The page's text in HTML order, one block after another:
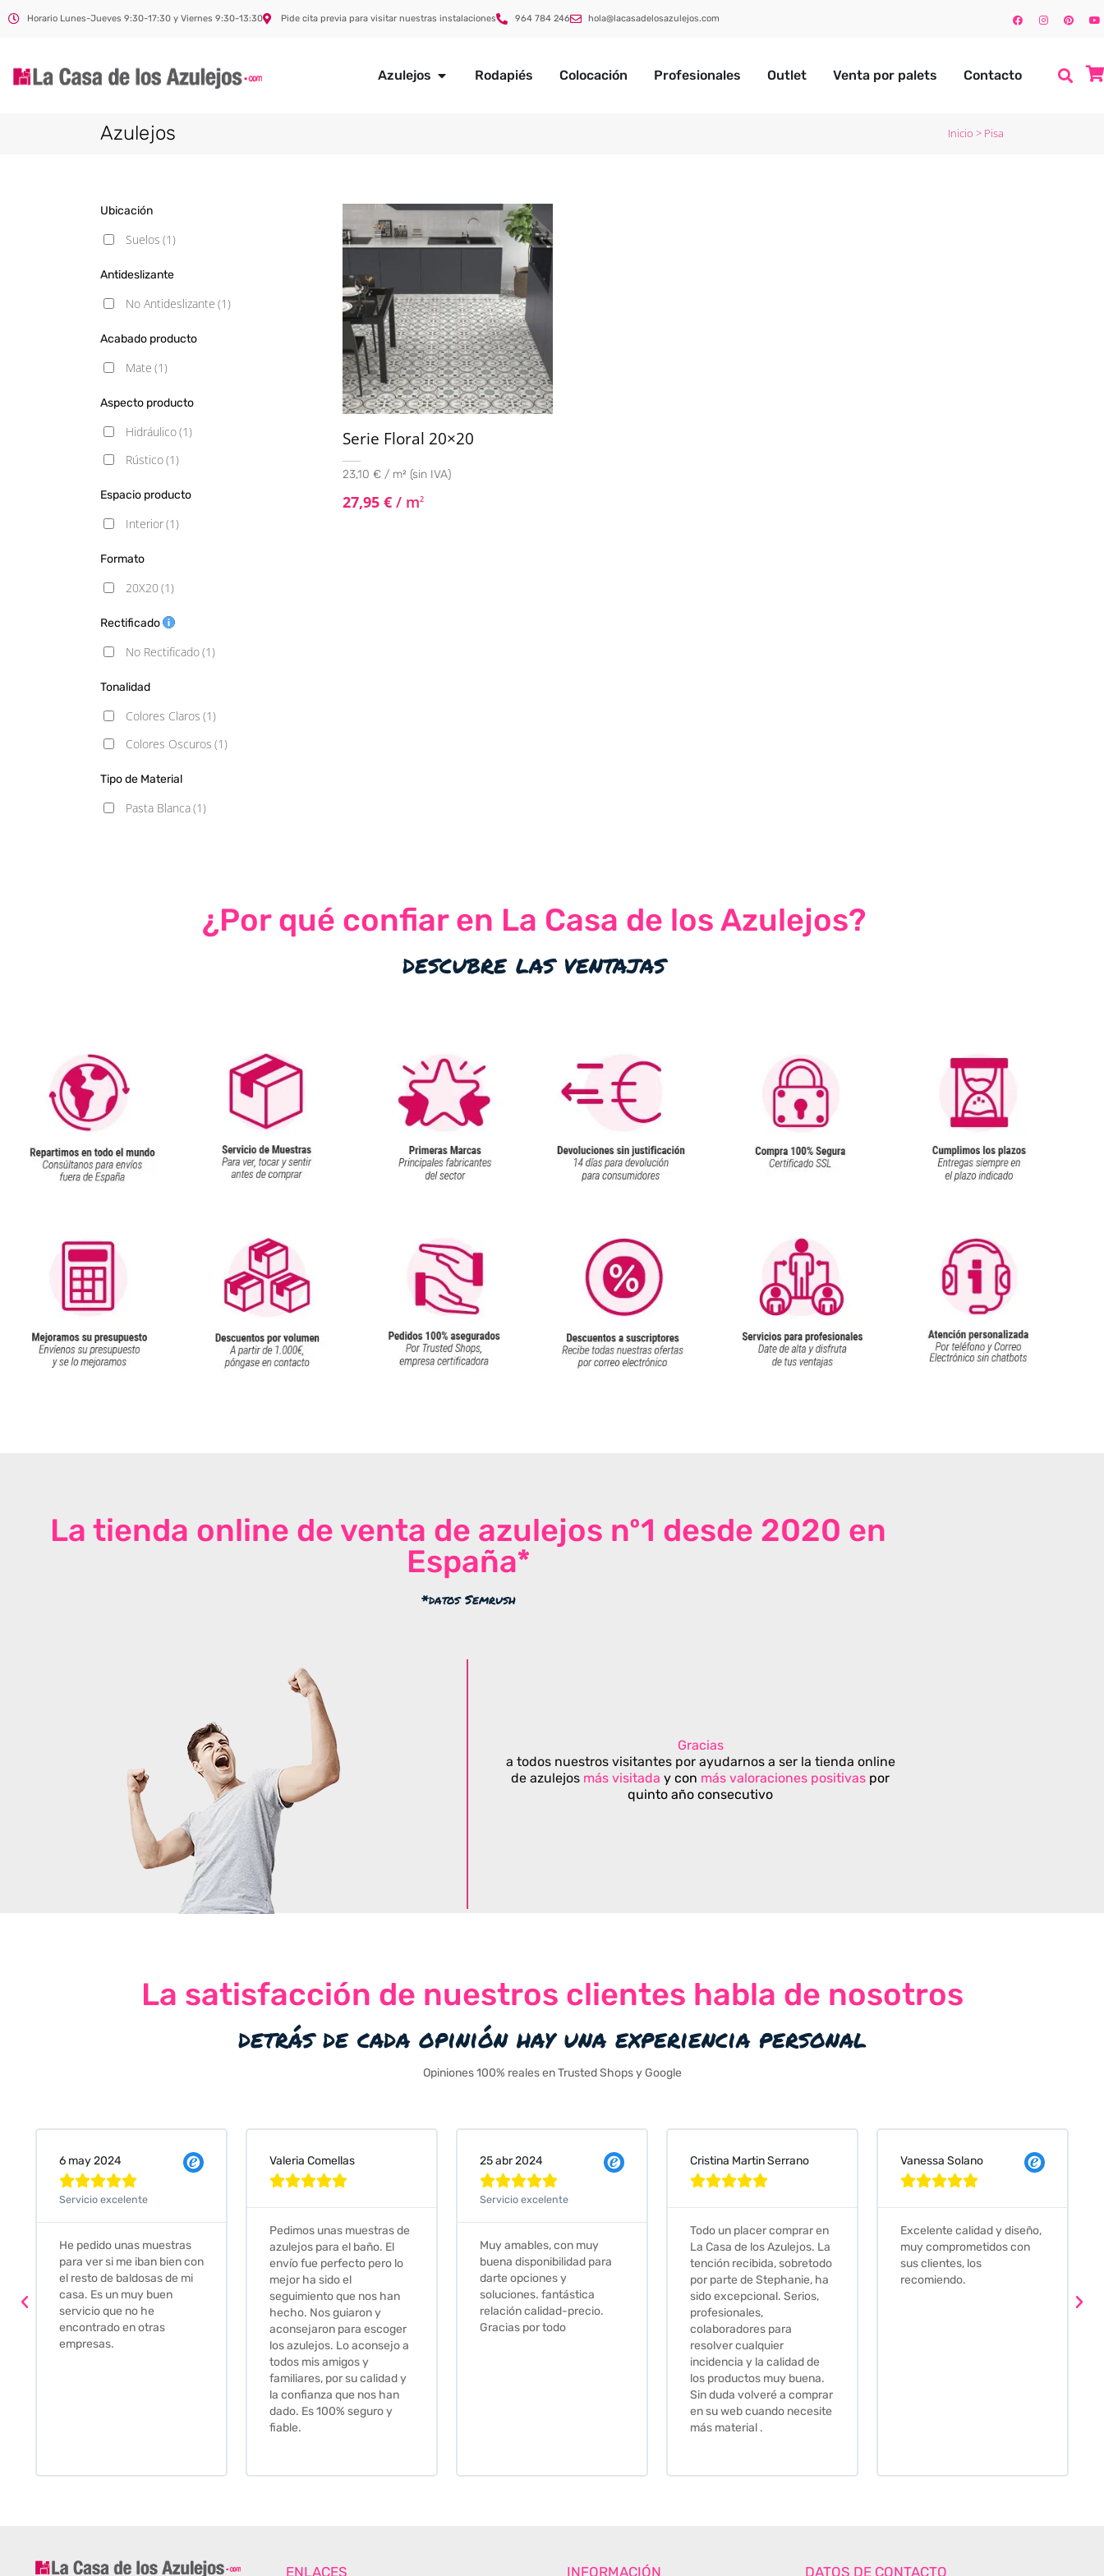
Horario Lunes-Jueves 9:30-17:30 y Viernes 9:30-13:30 Pide cita previa para visitar nuestras instalaciones 964 784 246 hola@lacasadelosazulejos.com
Azulejos Rodapiés Colocación Profesionales Outlet Venta por palets Contacto
Azulejos Inicio > Pisa
Ubicación
Suelos (1)
Antideslizante
No Antideslizante (1)
Acabado producto
Mate (1)
Aspecto producto
Hidráulico(1)
Rústico(1)
Espacio producto
Interior(1)
Formato
20X20 (1)
Rectificado
No Rectificado(1)
Tonalidad
Colores Claros (1)
Colores Oscuros (1)
Tipo de Material
Pasta Blanca(1)
Serie Floral 20×20
23,10 € / m² (sin IVA)
27,95 € / m2
¿Por qué confiar en La Casa de los Azulejos?
descubre las ventajas
La tienda online de venta de azulejos nº1 desde 2020 en
España*
*datos Semrush
Gracias
a todos nuestros visitantes por ayudarnos a ser la tienda online
de azulejos más visitada y con más valoraciones positivas por
quinto año consecutivo
La satisfacción de nuestros clientes habla de nosotros
detrás de cada opinión hay una experiencia personal
Opiniones 100% reales en Trusted Shops y Google
Valeria Comellas

azulejos para el baño. El
envío fue perfecto pero lo
mejor ha sido el
seguimiento que nos han
hecho. Nos guiaron y
aconsejaron para escoger
los azulejos. Lo aconsejo a
25 abr 2024

Muy amables, con muy
buena disponibilidad para
darte opciones y
soluciones. fantástica
relación calidad-precio.
Gracias por todo
Cristina Martin Serrano

La Casa de los Azulejos. La
tención recibida, sobretodo
por parte de Stephanie, ha
sido excepcional. Serios,
profesionales,
colaboradores para
Vanessa Solano

Excelente calidad y diseño,
muy comprometidos con
sus clientes, los
recomiendo.
Judit Bonet Pardell

Que decir, si teneis que
comprar alguna baldosa
este és el sitio indicado! Yo
pedi una muestra y me
ENLACES INFORMACIÓN DATOS DE CONTACTO